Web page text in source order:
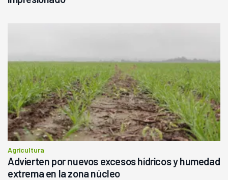
Agricultura
Advierten por nuevos excesos hídricos y humedad
extrema en la zona núcleo